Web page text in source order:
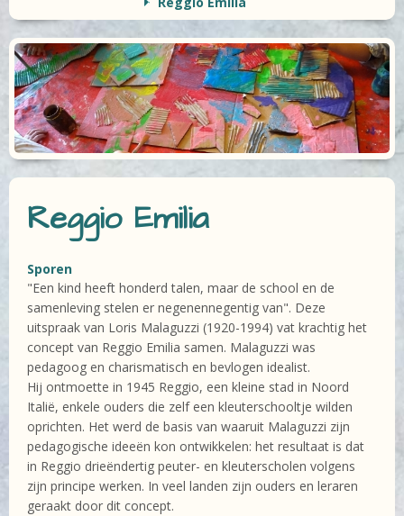
Reggio Emilia
Sporen
"Een kind heeft honderd talen, maar de school en de
samenleving stelen er negenennegentig van". Deze
uitspraak van Loris Malaguzzi (1920-1994) vat krachtig het
concept van Reggio Emilia samen. Malaguzzi was
pedagoog en charismatisch en bevlogen idealist.
Hij ontmoette in 1945 Reggio, een kleine stad in Noord
Italië, enkele ouders die zelf een kleuterschooltje wilden
oprichten. Het werd de basis van waaruit Malaguzzi zijn
pedagogische ideeën kon ontwikkelen: het resultaat is dat
in Reggio drieëndertig peuter- en kleuterscholen volgens
zijn principe werken. In veel landen zijn ouders en leraren
geraakt door dit concept.